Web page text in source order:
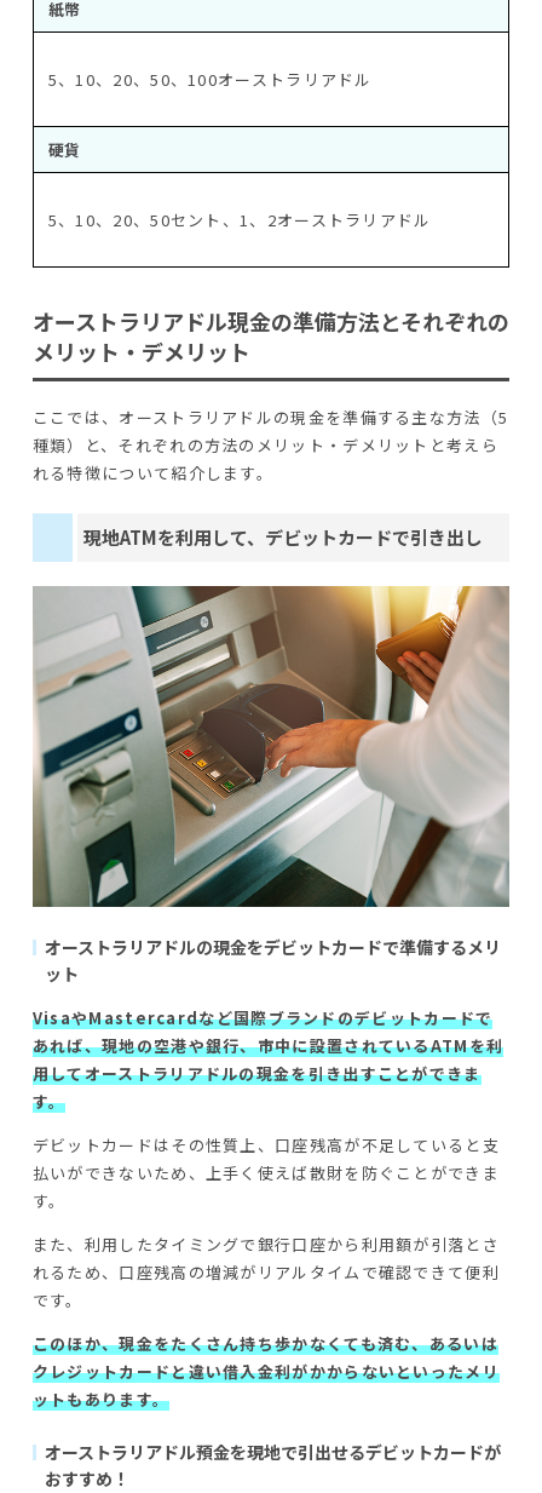
紙幣
5、10、20、50、100オーストラリアドル
硬貨
5、10、20、50セント、1、2オーストラリアドル
オーストラリアドル現金の準備方法とそれぞれの
メリット・デメリット
ここでは、オーストラリアドルの現金を準備する主な方法（5
種類）と、それぞれの方法のメリット・デメリットと考えら
れる特徴について紹介します。
現地ATMを利用して、デビットカードで引き出し
オーストラリアドルの現金をデビットカードで準備するメリ
ット
VisaやMastercardなど国際ブランドのデビットカードで
あれば、現地の空港や銀行、市中に設置されているATMを利
用してオーストラリアドルの現金を引き出すことができま
す。
デビットカードはその性質上、口座残高が不足していると支
払いができないため、上手く使えば散財を防ぐことができま
す。
また、利用したタイミングで銀行口座から利用額が引落とさ
れるため、口座残高の増減がリアルタイムで確認できて便利
です。
このほか、現金をたくさん持ち歩かなくても済む、あるいは
クレジットカードと違い借入金利がかからないといったメリ
ットもあります。
オーストラリアドル預金を現地で引出せるデビットカードが
おすすめ！